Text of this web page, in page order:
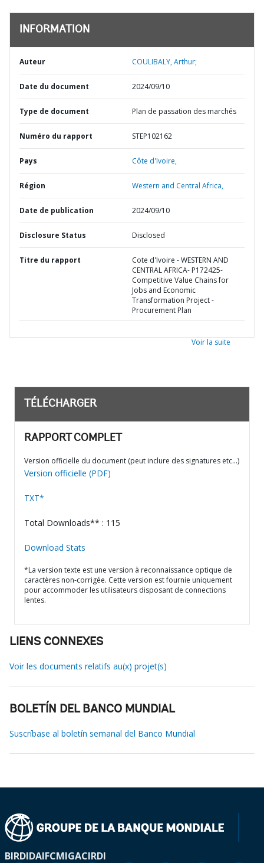
INFORMATION
Auteur COULIBALY, Arthur;
Date du document 2024/09/10
Type de document Plan de passation des marchés
Numéro du rapport STEP102162
Pays Côte d'Ivoire,
Région Western and Central Africa,
Date de publication 2024/09/10
Disclosure Status Disclosed
Titre du rapport
Cote d'Ivoire - WESTERN AND
CENTRAL AFRICA- P172425-
Competitive Value Chains for
Jobs and Economic
Transformation Project -
Procurement Plan
Voir la suite
TÉLÉCHARGER
RAPPORT COMPLET
Version officielle du document (peut inclure des signatures etc…)
Version officielle (PDF)
TXT*
Total Downloads** : 115
Download Stats
*La version texte est une version à reconnaissance optique de
caractères non-corrigée. Cette version est fournie uniquement
pour accommoder les utilisateurs disposant de connections
lentes.
LIENS CONNEXES
Voir les documents relatifs au(x) projet(s)
BOLETÍN DEL BANCO MUNDIAL
Suscríbase al boletín semanal del Banco Mundial
BIRDIDAIFCMIGACIRDI